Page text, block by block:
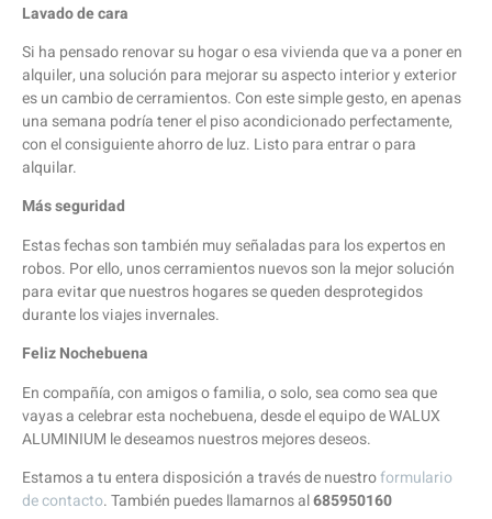
Lavado de cara
Si ha pensado renovar su hogar o esa vivienda que va a poner en
alquiler, una solución para mejorar su aspecto interior y exterior
es un cambio de cerramientos. Con este simple gesto, en apenas
una semana podría tener el piso acondicionado perfectamente,
con el consiguiente ahorro de luz. Listo para entrar o para
alquilar.
Más seguridad
Estas fechas son también muy señaladas para los expertos en
robos. Por ello, unos cerramientos nuevos son la mejor solución
para evitar que nuestros hogares se queden desprotegidos
durante los viajes invernales.
Feliz Nochebuena
En compañía, con amigos o familia, o solo, sea como sea que
vayas a celebrar esta nochebuena, desde el equipo de WALUX
ALUMINIUM le deseamos nuestros mejores deseos.
Estamos a tu entera disposición a través de nuestroformulario
de contacto. También puedes llamarnos al685950160